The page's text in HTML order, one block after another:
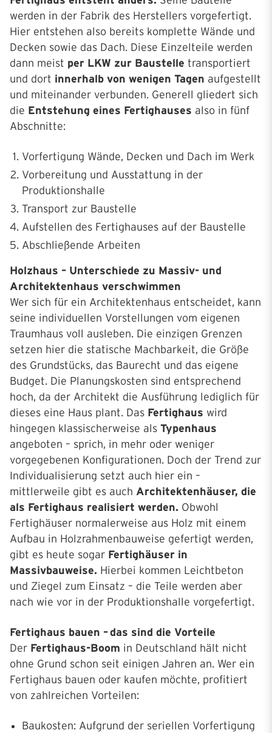
werden in der Fabrik des Herstellers vorgefertigt.
Hier entstehen also bereits komplette Wände und
Decken sowie das Dach. Diese Einzelteile werden
dann meist per LKW zur Baustelle transportiert
und dort innerhalb von wenigen Tagen aufgestellt
und miteinander verbunden. Generell gliedert sich
die Entstehung eines Fertighauses also in fünf
Abschnitte:
Vorfertigung Wände, Decken und Dach im Werk
Vorbereitung und Ausstattung in der
Produktionshalle
Transport zur Baustelle
Aufstellen des Fertighauses auf der Baustelle
Abschließende Arbeiten
Holzhaus – Unterschiede zu Massiv- und
Architektenhaus verschwimmen
Wer sich für ein Architektenhaus entscheidet, kann
seine individuellen Vorstellungen vom eigenen
Traumhaus voll ausleben. Die einzigen Grenzen
setzen hier die statische Machbarkeit, die Größe
des Grundstücks, das Baurecht und das eigene
Budget. Die Planungskosten sind entsprechend
hoch, da der Architekt die Ausführung lediglich für
dieses eine Haus plant. Das Fertighaus wird
hingegen klassischerweise als Typenhaus
angeboten – sprich, in mehr oder weniger
vorgegebenen Konfigurationen. Doch der Trend zur
Individualisierung setzt auch hier ein –
mittlerweile gibt es auch Architektenhäuser, die
als Fertighaus realisiert werden. Obwohl
Fertighäuser normalerweise aus Holz mit einem
Aufbau in Holzrahmenbauweise gefertigt werden,
gibt es heute sogar Fertighäuser in
Massivbauweise. Hierbei kommen Leichtbeton
und Ziegel zum Einsatz – die Teile werden aber
nach wie vor in der Produktionshalle vorgefertigt.
Fertighaus bauen – das sind die Vorteile
Der Fertighaus-Boom in Deutschland hält nicht
ohne Grund schon seit einigen Jahren an. Wer ein
Fertighaus bauen oder kaufen möchte, profitiert
von zahlreichen Vorteilen:
Baukosten: Aufgrund der seriellen Vorfertigung